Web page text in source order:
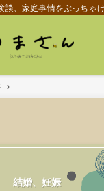
談、家庭事情をぶっちゃ
結婚、妊娠